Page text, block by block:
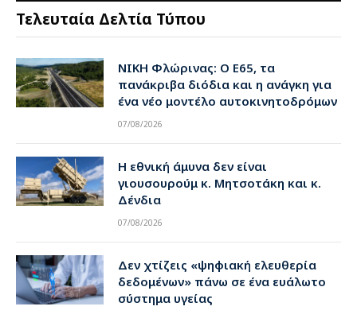
Τελευταία Δελτία Τύπου
ΝΙΚΗ Φλώρινας: Ο Ε65, τα
πανάκριβα διόδια και η ανάγκη για
ένα νέο μοντέλο αυτοκινητοδρόμων
07/08/2026
Η εθνική άμυνα δεν είναι
γιουσουρούμ κ. Μητσοτάκη και κ.
Δένδια
07/08/2026
Δεν χτίζεις «ψηφιακή ελευθερία
δεδομένων» πάνω σε ένα ευάλωτο
σύστημα υγείας